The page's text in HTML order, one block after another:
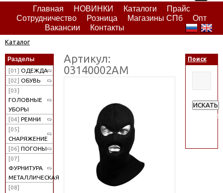
Главная НОВИНКИ Каталоги
Прайс
Сотрудничество
Розница Магазины СПб
Опт
Вакансии
Контакты
Каталог
Разделы
[01] ОДЕЖДА
[02] ОБУВЬ
[03]
ГОЛОВНЫЕ
УБОРЫ
[04] РЕМНИ
[05]
СНАРЯЖЕНИЕ
[06] ПОГОНЫ
[07]
ФУРНИТУРА
МЕТАЛЛИЧЕСКАЯ
[08]
Артикул:
03140002АМ
Поиск
ИСКАТЬ